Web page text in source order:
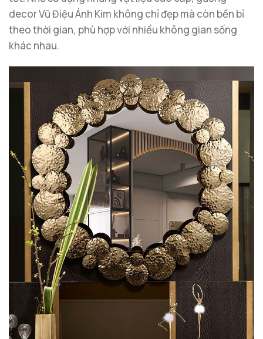
decor Vũ Điệu Ánh Kim không chỉ đẹp mà còn bền bỉ
theo thời gian, phù hợp với nhiều không gian sống
khác nhau.